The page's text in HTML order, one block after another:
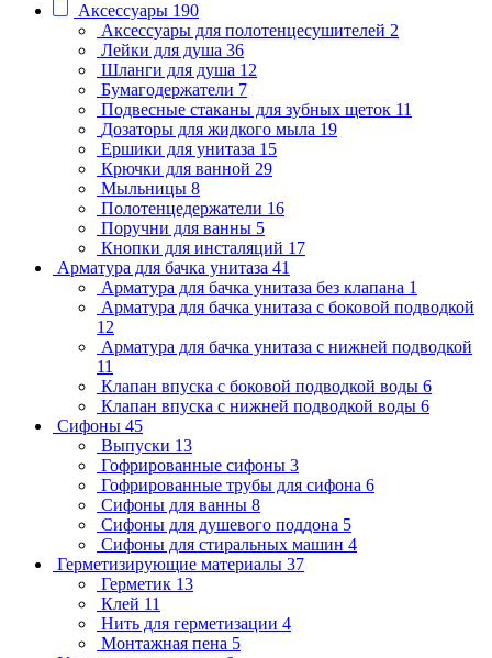
Аксессуары 190
Аксессуары для полотенцесушителей 2
Лейки для душа 36
Шланги для душа 12
Бумагодержатели 7
Подвесные стаканы для зубных щеток 11
Дозаторы для жидкого мыла 19
Ершики для унитаза 15
Крючки для ванной 29
Мыльницы 8
Полотенцедержатели 16
Поручни для ванны 5
Кнопки для инсталяций 17
Арматура для бачка унитаза 41
Арматура для бачка унитаза без клапана 1
Арматура для бачка унитаза с боковой подводкой
12
Арматура для бачка унитаза с нижней подводкой
11
Клапан впуска с боковой подводкой воды 6
Клапан впуска с нижней подводкой воды 6
Сифоны 45
Выпуски 13
Гофрированные сифоны 3
Гофрированные трубы для сифона 6
Сифоны для ванны 8
Сифоны для душевого поддона 5
Сифоны для стиральных машин 4
Герметизирующие материалы 37
Герметик 13
Клей 11
Нить для герметизации 4
Монтажная пена 5